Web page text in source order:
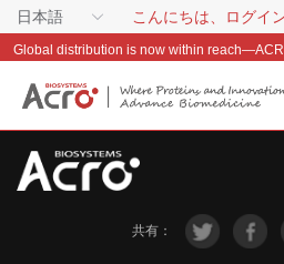
日本語 こんにちは、ログイ
共有：